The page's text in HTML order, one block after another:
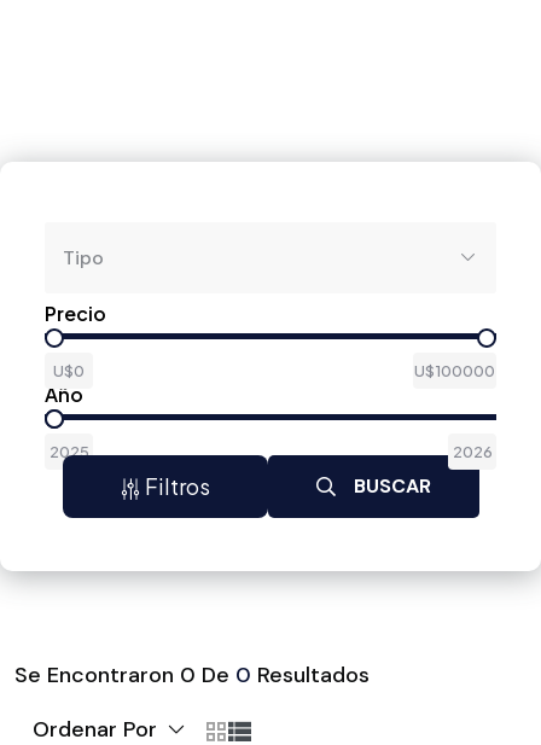
Tipo
Precio
U$0 U$100000
Año
2025 2026
Filtros BUSCAR
Se Encontraron 0 De 0 Resultados
Ordenar Por